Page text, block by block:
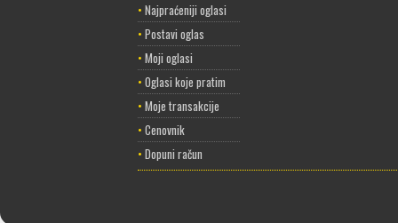
• Najpraćeniji oglasi
• Postavi oglas
• Moji oglasi
• Oglasi koje pratim
• Moje transakcije
• Cenovnik
• Dopuni račun